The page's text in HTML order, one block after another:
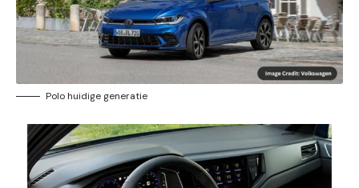
Polo huidige generatie